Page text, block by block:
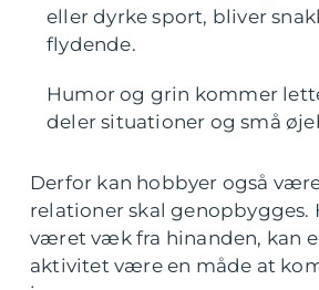
eller dyrke sport, bliver
flydende.
Humor og grin kommer
deler situationer og små
Derfor kan hobbyer også
relationer skal genopbygges.
været væk fra hinanden, kan
aktivitet være en måde at